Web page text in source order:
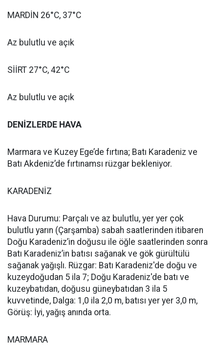
MARDİN 26°C, 37°C
Az bulutlu ve açık
SİİRT 27°C, 42°C
Az bulutlu ve açık
DENİZLERDE HAVA
Marmara ve Kuzey Ege’de fırtına; Batı Karadeniz ve
Batı Akdeniz’de fırtınamsı rüzgar bekleniyor.
KARADENİZ
Hava Durumu: Parçalı ve az bulutlu, yer yer çok
bulutlu yarın (Çarşamba) sabah saatlerinden itibaren
Doğu Karadeniz’in doğusu ile öğle saatlerinden sonra
Batı Karadeniz’in batısı sağanak ve gök gürültülü
sağanak yağışlı. Rüzgar: Batı Karadeniz'de doğu ve
kuzeydoğudan 5 ila 7; Doğu Karadeniz'de batı ve
kuzeybatıdan, doğusu güneybatıdan 3 ila 5
kuvvetinde, Dalga: 1,0 ila 2,0 m, batısı yer yer 3,0 m,
Görüş: İyi, yağış anında orta.
MARMARA